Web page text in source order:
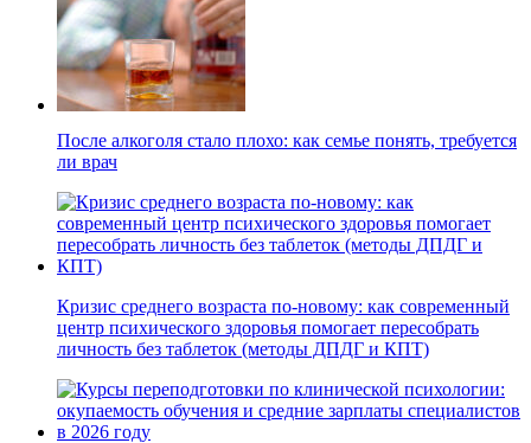
После алкоголя стало плохо: как семье понять, требуется
ли врач
Кризис среднего возраста по-новому: как современный
центр психического здоровья помогает пересобрать
личность без таблеток (методы ДПДГ и КПТ)